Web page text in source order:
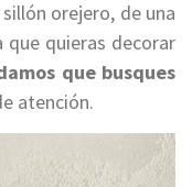
sillón orejero, de una
quieras decorar
que busques
atención.